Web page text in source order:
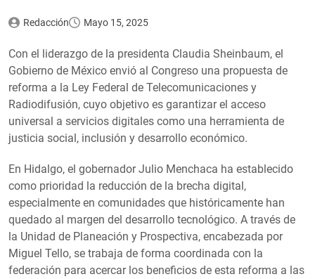
Redacción Mayo 15, 2025
Con el liderazgo de la presidenta Claudia Sheinbaum, el
Gobierno de México envió al Congreso una propuesta de
reforma a la Ley Federal de Telecomunicaciones y
Radiodifusión, cuyo objetivo es garantizar el acceso
universal a servicios digitales como una herramienta de
justicia social, inclusión y desarrollo económico.
En Hidalgo, el gobernador Julio Menchaca ha establecido
como prioridad la reducción de la brecha digital,
especialmente en comunidades que históricamente han
quedado al margen del desarrollo tecnológico. A través de
la Unidad de Planeación y Prospectiva, encabezada por
Miguel Tello, se trabaja de forma coordinada con la
federación para acercar los beneficios de esta reforma a las